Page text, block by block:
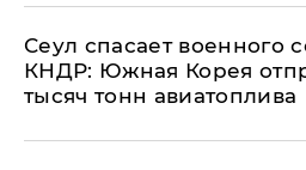
​Сеул спасает военного
КНДР: Южная Корея
тысяч тонн авиатоплива